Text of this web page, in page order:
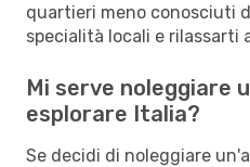
quartieri meno conosciuti
specialità locali e rilassarti
Mi serve noleggiare
esplorare Italia?
Se decidi di noleggiare